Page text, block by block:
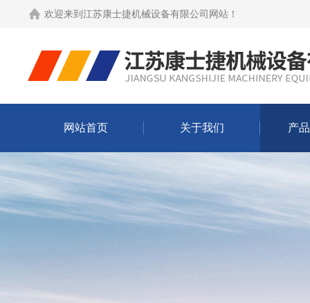
欢迎来到 江苏康士捷机械设备有限公司网站 ！
网站首页 关于我们 产